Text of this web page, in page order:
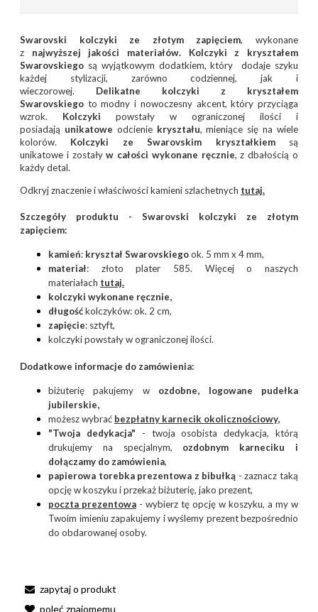
Swarovski kolczyki ze złotym zapięciem, wykonane
z najwyższej jakości materiałów.
Kolczyki z kryształem
Swarovskiego są wyjątkowym dodatkiem, który
dodaje szyku
każdej stylizacji, zarówno codziennej, jak i
wieczorowej. Delikatne kolczyki z kryształem
Swarovskiego to modny i nowoczesny akcent, który przyciąga
wzrok. Kolczyki powstały w ograniczonej ilości i
posiadają unikatowe odcienie kryształu, mieniące się na wiele
kolorów. Kolczyki ze Swarovskim kryształkiem są
unikatowe i zostaływ całości wykonane ręcznie, z dbałością o
każdy detal.
Odkryj znaczenie i właściwości kamieni szlachetnych tutaj.
Szczegóły produktu - Swarovski kolczyki ze złotym
zapięciem:
kamień: kryształ Swarovskiegook. 5 mm x 4 mm,
materiał: złoto plater 585. Więcej o naszych
materiałach tutaj.
kolczyki wykonane ręcznie,
długośćkolczyków: ok. 2 cm,
zapięcie: sztyft,
kolczyki powstały w ograniczonej ilości.
Dodatkowe informacje do zamówienia:
biżuterię pakujemy w ozdobne, logowane pudełka
jubilerskie,
możesz wybrać bezpłatny karnecik okolicznościowy,
"Twoja dedykacja" - twoja osobista dedykacja, którą
drukujemy na specjalnym, ozdobnym karneciku i
dołączamy do zamówienia,
papierowa torebka prezentowa z bibułką - zaznacz taką
opcję w koszyku i przekaż biżuterię, jako prezent,
poczta prezentowa - wybierz tę opcję w koszyku, a my w
Twoim imieniu zapakujemy i wyślemy prezent bezpośrednio
do obdarowanej osoby.
zapytaj o produkt
poleć znajomemu